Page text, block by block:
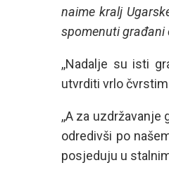
naime kralj
spomenuti građani
,,Nadalje su isti
utvrditi vrlo čvrstim
,,A za
odredivši po
posjeduju u